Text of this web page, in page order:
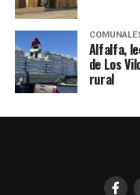
Alfalfa,
de Los
rural